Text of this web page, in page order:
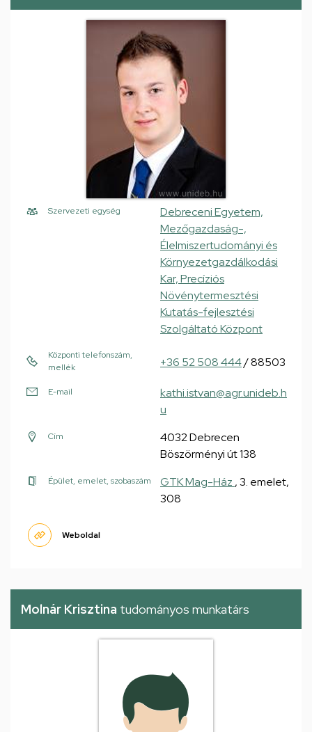
Szervezeti egység
Debreceni Egyetem,
Mezőgazdaság-,
Élelmiszertudományi és
Környezetgazdálkodási
Kar, Precíziós
Növénytermesztési
Kutatás-fejlesztési
Szolgáltató Központ
Központi telefonszám,
mellék
+36 52 508 444/ 88503
E-mail
kathi.istvan@agr.unideb.h
u
Cím
4032 Debrecen
Böszörményi út 138
Épület, emelet, szobaszám GTK Mag-Ház , 3. emelet,
308
Weboldal
Molnár Krisztina tudományos munkatárs